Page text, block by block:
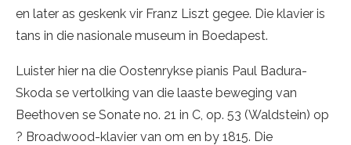
en later as geskenk vir Franz Liszt gegee. Die klavier is
tans in die nasionale museum in Boedapest.
Luister hier na die Oostenrykse pianis Paul Badura-
Skoda se vertolking van die laaste beweging van
Beethoven se Sonate no. 21 in C, op. 53 (Waldstein) op
? Broadwood-klavier van om en by 1815. Die